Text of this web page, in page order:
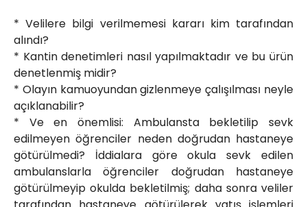
* Velilere bilgi verilmemesi kararı kim tarafından
alındı?
* Kantin denetimleri nasıl yapılmaktadır ve bu ürün
denetlenmiş midir?
* Olayın kamuoyundan gizlenmeye çalışılması neyle
açıklanabilir?
* Ve en önemlisi: Ambulansta bekletilip sevk
edilmeyen öğrenciler neden doğrudan hastaneye
götürülmedi? İddialara göre okula sevk edilen
ambulanslarla öğrenciler doğrudan hastaneye
götürülmeyip okulda bekletilmiş; daha sonra veliler